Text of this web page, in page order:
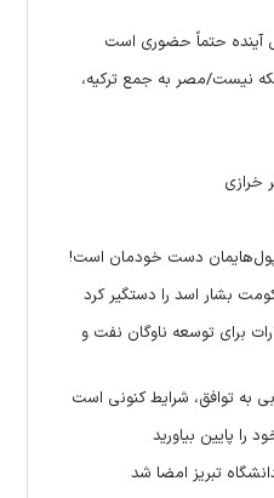
آینده حتماً حضوری است
نیست/مصر به جمع ترکیه،
خرازی
پول‌هایمان دست خودمان است!
بشار اسد را دستگیر کرد
دلاری امارات برای توسعه ناوگان نفت و
به توافق، شرایط کنونی است
را پایین بیاورید
تبریز امضا شد